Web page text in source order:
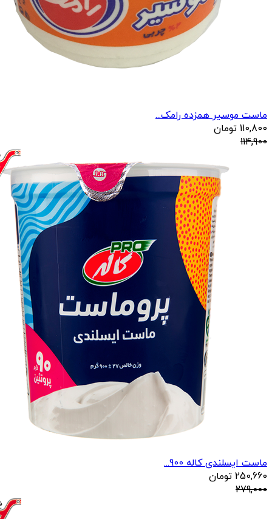
ماست موسیر همزده رامک...
110,800 تومان
114,900
ماست ایسلندی کاله 900...
250,660 تومان
279,000